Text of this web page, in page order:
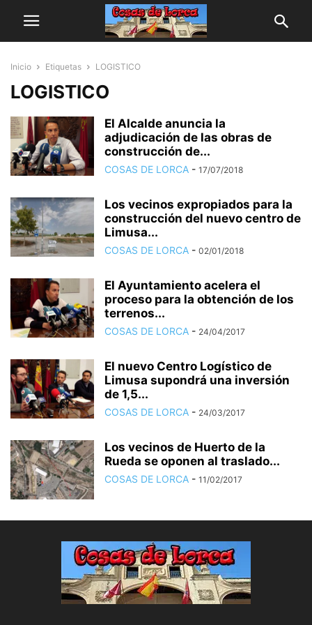
Inicio Etiquetas LOGISTICO
LOGISTICO
El Alcalde anuncia la
adjudicación de las obras de
construcción de...
COSAS DE LORCA - 17/07/2018
Los vecinos expropiados para la
construcción del nuevo centro de
Limusa...
COSAS DE LORCA - 02/01/2018
El Ayuntamiento acelera el
proceso para la obtención de los
terrenos...
COSAS DE LORCA - 24/04/2017
El nuevo Centro Logístico de
Limusa supondrá una inversión
de 1,5...
COSAS DE LORCA - 24/03/2017
Los vecinos de Huerto de la
Rueda se oponen al traslado...
COSAS DE LORCA - 11/02/2017